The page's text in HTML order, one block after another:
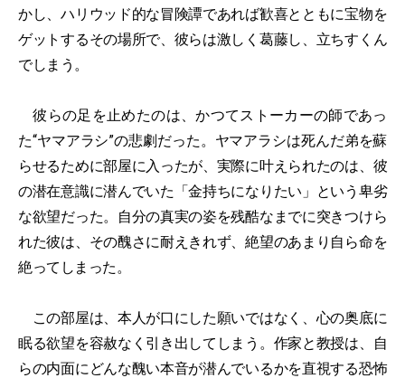
かし、ハリウッド的な冒険譚であれば歓喜とともに宝物を
ゲットするその場所で、彼らは激しく葛藤し、立ちすくん
でしまう。
彼らの足を止めたのは、かつてストーカーの師であっ
た“ヤマアラシ”の悲劇だった。ヤマアラシは死んだ弟を蘇
らせるために部屋に入ったが、実際に叶えられたのは、彼
の潜在意識に潜んでいた「金持ちになりたい」という卑劣
な欲望だった。自分の真実の姿を残酷なまでに突きつけら
れた彼は、その醜さに耐えきれず、絶望のあまり自ら命を
絶ってしまった。
この部屋は、本人が口にした願いではなく、心の奥底に
眠る欲望を容赦なく引き出してしまう。作家と教授は、自
らの内面にどんな醜い本音が潜んでいるかを直視する恐怖